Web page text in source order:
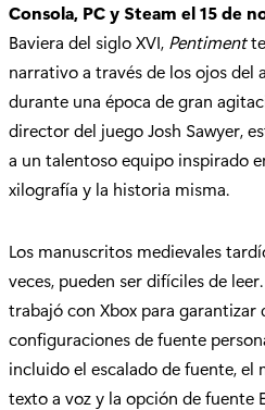
Consola, PC y Steam el 15 de
Baviera del siglo XVI, Pentimentte
narrativo a través de los ojos del
durante una época de gran
director del juego Josh Sawyer,
a un talentoso equipo inspirado
xilografía y la historia misma.
Los manuscritos medievales
veces, pueden ser difíciles de
trabajó con Xbox para garantizar
configuraciones de fuente
incluido el escalado de fuente,
texto a voz y la opción de fuente